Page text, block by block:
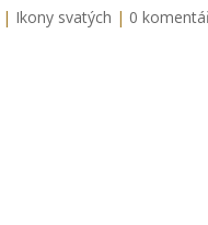
| Ikony svatých | 0